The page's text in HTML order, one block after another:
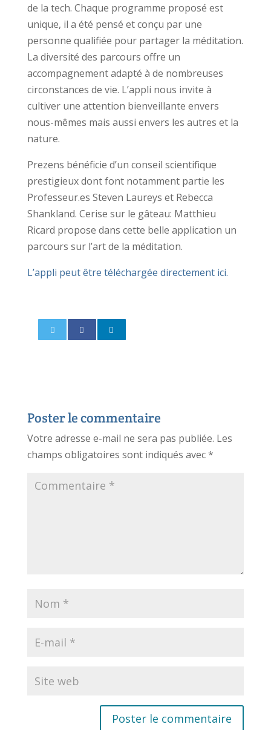
de la tech. Chaque programme proposé est
unique, il a été pensé et conçu par une
personne qualifiée pour partager la méditation.
La diversité des parcours offre un
accompagnement adapté à de nombreuses
circonstances de vie. L’appli nous invite à
cultiver une attention bienveillante envers
nous-mêmes mais aussi envers les autres et la
nature.
Prezens bénéficie d’un conseil scientifique
prestigieux dont font notamment partie les
Professeur.es Steven Laureys et Rebecca
Shankland. Cerise sur le gâteau: Matthieu
Ricard propose dans cette belle application un
parcours sur l’art de la méditation.
L’appli peut être téléchargée directement ici.
Poster le commentaire
Votre adresse e-mail ne sera pas publiée. Les
champs obligatoires sont indiqués avec*